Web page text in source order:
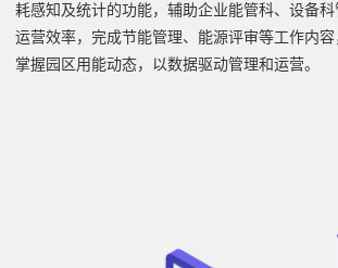
耗感知及统计的功能，辅助企业能管科、设备
运营效率，完成节能管理、能源评审等工作内
掌握园区用能动态，以数据驱动管理和运营。